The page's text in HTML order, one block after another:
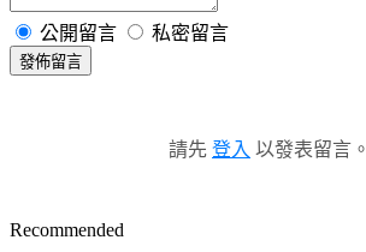
公開留言 私密留言
發佈留言
請先 登入 以發表留言。
Recommended